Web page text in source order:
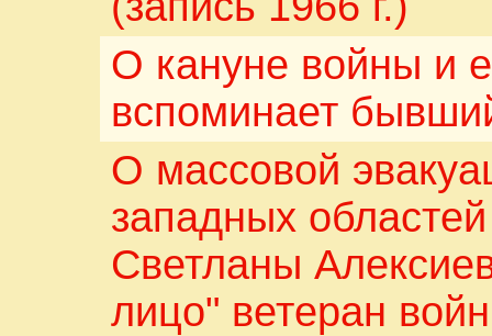
О кануне войны и
вспоминает
О массовой
западных
Светланы
лицо" ветеран